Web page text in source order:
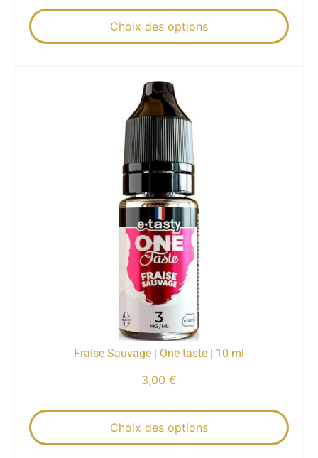
Choix des options
Fraise Sauvage | One taste | 10 ml
3,00 €
Choix des options